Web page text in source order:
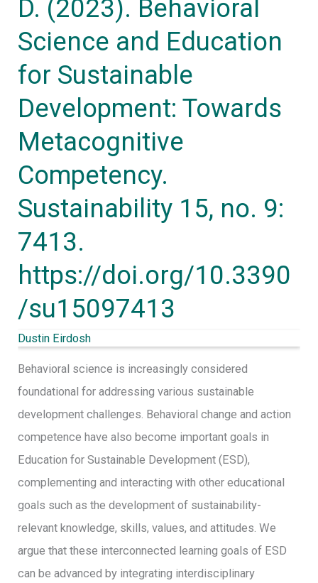
D. (2023). Behavioral
Science and Education
for Sustainable
Development: Towards
Metacognitive
Competency.
Sustainability 15, no. 9:
7413.
https://doi.org/10.3390
/su15097413
Dustin Eirdosh
Behavioral science is increasingly considered
foundational for addressing various sustainable
development challenges. Behavioral change and action
competence have also become important goals in
Education for Sustainable Development (ESD),
complementing and interacting with other educational
goals such as the development of sustainability-
relevant knowledge, skills, values, and attitudes. We
argue that these interconnected learning goals of ESD
can be advanced by integrating interdisciplinary
7413.
https://doi.org/10.3390/su15097413